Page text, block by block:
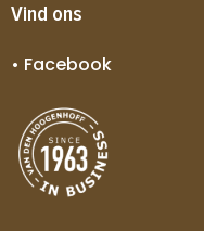
Vind ons
• Facebook